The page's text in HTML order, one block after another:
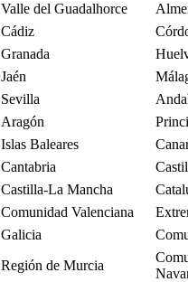
Valle del Guadalhorce
Cádiz
Granada
Jaén
Sevilla
Aragón
Islas Baleares
Cantabria
Castilla-La Mancha
Comunidad Valenciana
Galicia
Región de Murcia